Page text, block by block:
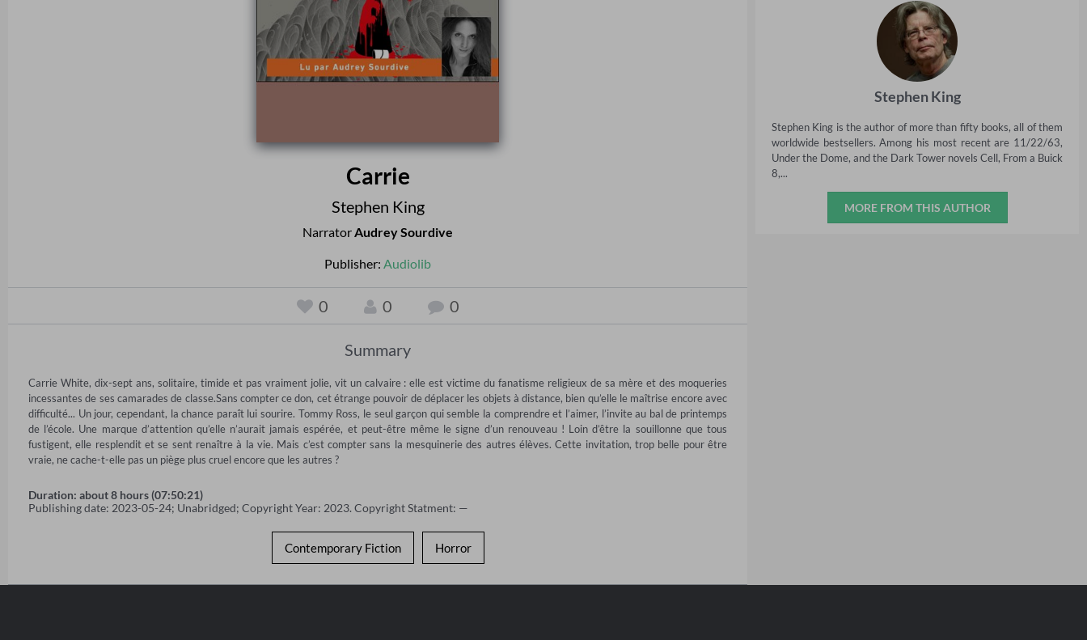
Carrie
Stephen King
NarratorAudrey Sourdive
Publisher: Audiolib
0 0 0
Summary
Carrie White, dix-sept ans, solitaire, timide et pas vraiment jolie, vit un calvaire : elle est victime du fanatisme religieux de sa mère et des moqueries
incessantes de ses camarades de classe.Sans compter ce don, cet étrange pouvoir de déplacer les objets à distance, bien qu’elle le maîtrise encore avec
difficulté... Un jour, cependant, la chance paraît lui sourire. Tommy Ross, le seul garçon qui semble la comprendre et l’aimer, l’invite au bal de printemps
de l’école. Une marque d’attention qu’elle n’aurait jamais espérée, et peut-être même le signe d’un renouveau ! Loin d’être la souillonne que tous
fustigent, elle resplendit et se sent renaître à la vie. Mais c’est compter sans la mesquinerie des autres élèves. Cette invitation, trop belle pour être
vraie, ne cache-t-elle pas un piège plus cruel encore que les autres ?
Duration: about 8 hours (07:50:21)
Publishing date: 2023-05-24; Unabridged; Copyright Year: 2023. Copyright Statment: —
Contemporary Fiction Horror
Stephen King
Stephen King is the author of more than fifty books, all of them
worldwide bestsellers. Among his most recent are 11/22/63,
Under the Dome, and the Dark Tower novels Cell, From a Buick
8,...
MORE FROM THIS AUTHOR